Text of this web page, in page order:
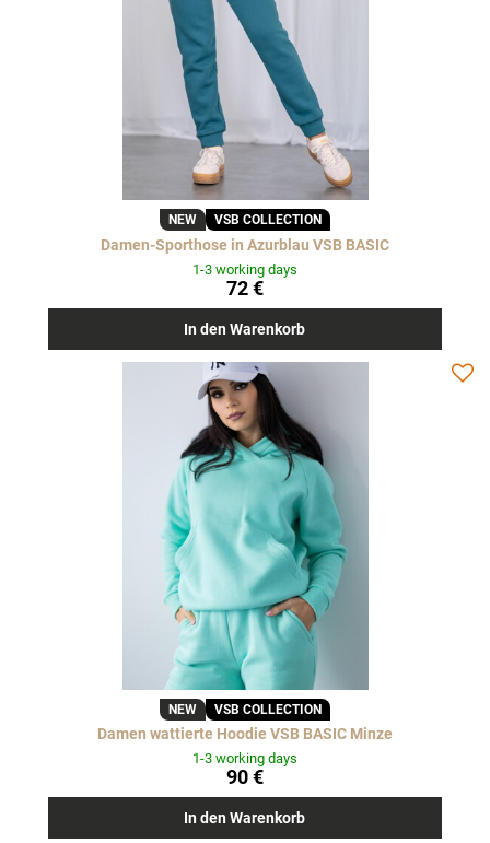
NEW VSB COLLECTION
Damen-Sporthose in Azurblau VSB BASIC
1-3 working days
72 €
In den Warenkorb
NEW VSB COLLECTION
Damen wattierte Hoodie VSB BASIC Minze
1-3 working days
90 €
In den Warenkorb